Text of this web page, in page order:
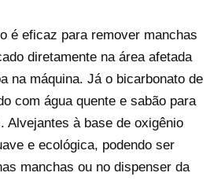
é eficaz para remover manchas
diretamente na área afetada
na máquina. Já o bicarbonato de
com água quente e sabão para
Alvejantes à base de oxigênio
e ecológica, podendo ser
manchas ou no dispenser da